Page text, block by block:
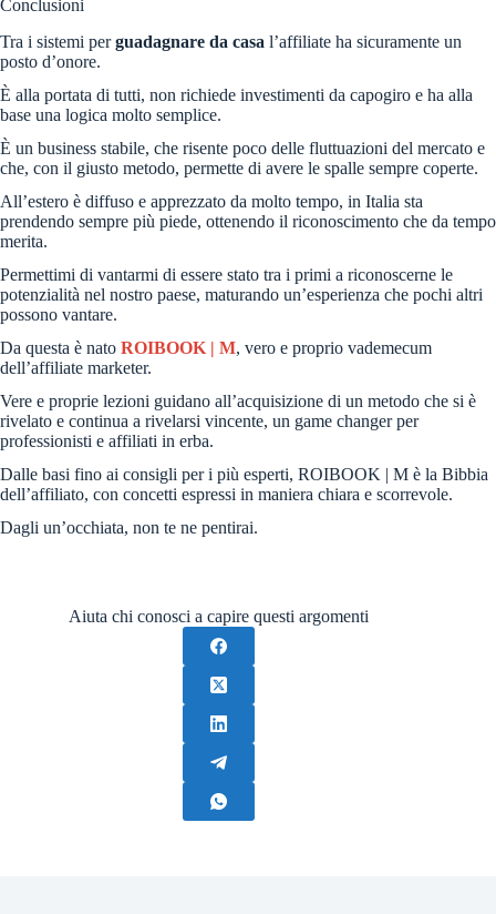
Conclusioni
Tra i sistemi perguadagnare da casa l’affiliate ha sicuramente un
posto d’onore.
È alla portata di tutti, non richiede investimenti da capogiro e ha alla
base una logica molto semplice.
È un business stabile, che risente poco delle fluttuazioni del mercato e
che, con il giusto metodo, permette di avere le spalle sempre coperte.
All’estero è diffuso e apprezzato da molto tempo, in Italia sta
prendendo sempre più piede, ottenendo il riconoscimento che da tempo
merita.
Permettimi di vantarmi di essere stato tra i primi a riconoscerne le
potenzialità nel nostro paese, maturando un’esperienza che pochi altri
possono vantare.
Da questa è nato ROIBOOK | M, vero e proprio vademecum
dell’affiliate marketer.
Vere e proprie lezioni guidano all’acquisizione di un metodo che si è
rivelato e continua a rivelarsi vincente, un game changer per
professionisti e affiliati in erba.
Dalle basi fino ai consigli per i più esperti, ROIBOOK | M è la Bibbia
dell’affiliato, con concetti espressi in maniera chiara e scorrevole.
Dagli un’occhiata, non te ne pentirai.
Aiuta chi conosci a capire questi argomenti